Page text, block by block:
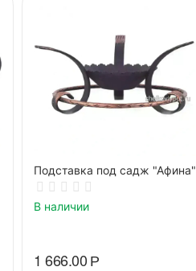
Подставка под садж "Афина"
В наличии
1 666.00Р